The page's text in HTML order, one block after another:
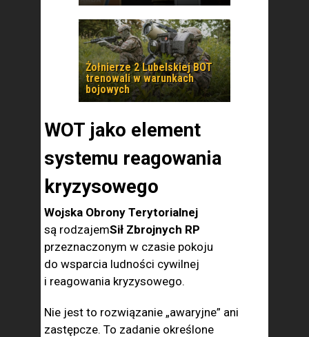
Żołnierze 2 Lubelskiej BOT
trenowali w warunkach
bojowych
WOT jako element
systemu reagowania
kryzysowego
Wojska Obrony Terytorialnej
są rodzajemSił Zbrojnych RP
przeznaczonym w czasie pokoju
do wsparcia ludności cywilnej
i reagowania kryzysowego.
Nie jest to rozwiązanie „awaryjne” ani
zastępcze. To zadanie określone